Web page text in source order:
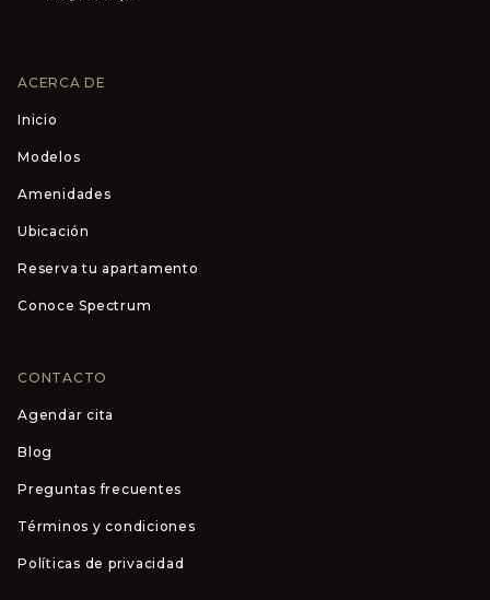
ACERCA DE
Inicio
Modelos
Amenidades
Ubicación
Reserva tu apartamento
Conoce Spectrum
CONTACTO
Agendar cita
Blog
Preguntas frecuentes
Términos y condiciones
Políticas de privacidad